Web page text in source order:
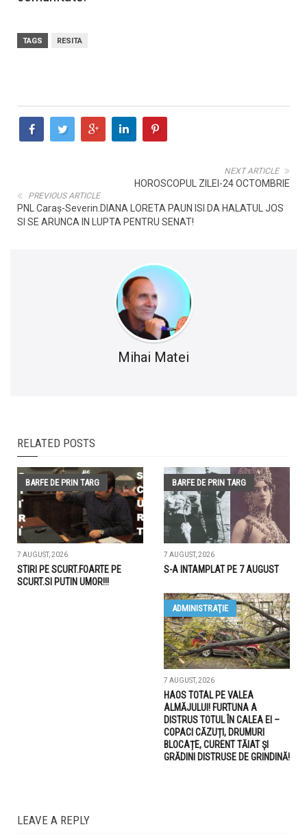
TAGS RESITA
NEXT ARTICLE
HOROSCOPUL ZILEI-24 OCTOMBRIE
PREVIOUS ARTICLE
PNL Caraș-Severin.DIANA LORETA PAUN ISI DA HALATUL JOS
SI SE ARUNCA IN LUPTA PENTRU SENAT!
Mihai Matei
RELATED POSTS
BARFE DE PRIN TARG
7 AUGUST, 2026
STIRI PE SCURT.FOARTE PE
SCURT.SI PUTIN UMOR!!!
BARFE DE PRIN TARG
7 AUGUST, 2026
S-A INTAMPLAT PE 7 AUGUST
ADMINISTRAŢIE
7 AUGUST, 2026
HAOS TOTAL PE VALEA
ALMĂJULUI! FURTUNA A
DISTRUS TOTUL ÎN CALEA EI –
COPACI CĂZUȚI, DRUMURI
BLOCAȚE, CURENT TĂIAT ȘI
GRĂDINI DISTRUSE DE GRINDINĂ!
LEAVE A REPLY